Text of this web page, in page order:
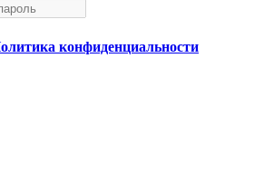
конфиденциальности